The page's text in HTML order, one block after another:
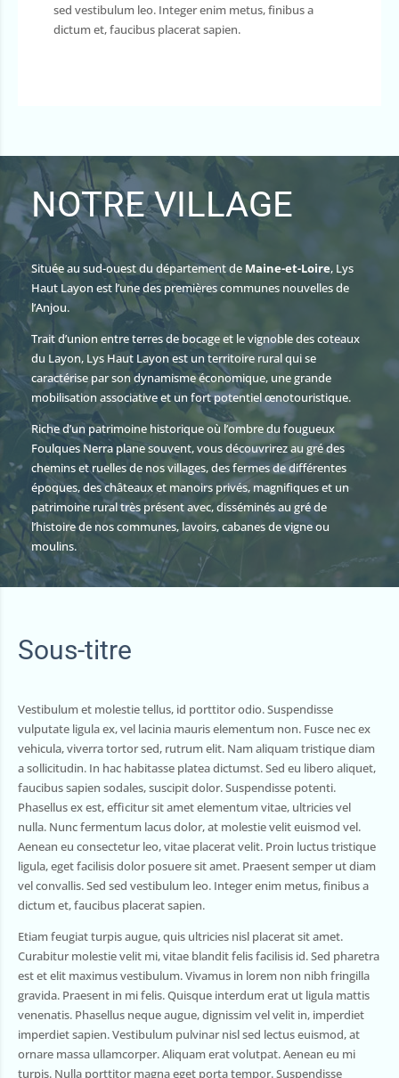
sed vestibulum leo. Integer enim metus, finibus a
dictum et, faucibus placerat sapien.
NOTRE VILLAGE
Située au sud-ouest du département de Maine-et-Loire, Lys
Haut Layon est l’une des premières communes nouvelles de
l’Anjou.
Trait d’union entre terres de bocage et le vignoble des coteaux
du Layon, Lys Haut Layon est un territoire rural qui se
caractérise par son dynamisme économique, une grande
mobilisation associative et un fort potentiel œnotouristique.
Riche d’un patrimoine historique où l’ombre du fougueux
Foulques Nerra plane souvent, vous découvrirez au gré des
chemins et ruelles de nos villages, des fermes de différentes
époques, des châteaux et manoirs privés, magnifiques et un
patrimoine rural très présent avec, disséminés au gré de
l’histoire de nos communes, lavoirs, cabanes de vigne ou
moulins.
Sous-titre
Vestibulum et molestie tellus, id porttitor odio. Suspendisse
vulputate ligula ex, vel lacinia mauris elementum non. Fusce nec ex
vehicula, viverra tortor sed, rutrum elit. Nam aliquam tristique diam
a sollicitudin. In hac habitasse platea dictumst. Sed eu libero aliquet,
faucibus sapien sodales, suscipit dolor. Suspendisse potenti.
Phasellus ex est, efficitur sit amet elementum vitae, ultricies vel
nulla. Nunc fermentum lacus dolor, at molestie velit euismod vel.
Aenean eu consectetur leo, vitae placerat velit. Proin luctus tristique
ligula, eget facilisis dolor posuere sit amet. Praesent semper ut diam
vel convallis. Sed sed vestibulum leo. Integer enim metus, finibus a
dictum et, faucibus placerat sapien.
Etiam feugiat turpis augue, quis ultricies nisl placerat sit amet.
Curabitur molestie velit mi, vitae blandit felis facilisis id. Sed pharetra
est et elit maximus vestibulum. Vivamus in lorem non nibh fringilla
gravida. Praesent in mi felis. Quisque interdum erat ut ligula mattis
venenatis. Phasellus neque augue, dignissim vel velit in, imperdiet
imperdiet sapien. Vestibulum pulvinar nisl sed lectus euismod, at
ornare massa ullamcorper. Aliquam erat volutpat. Aenean eu mi
turpis. Nulla porttitor magna eget porta tempor. Suspendisse